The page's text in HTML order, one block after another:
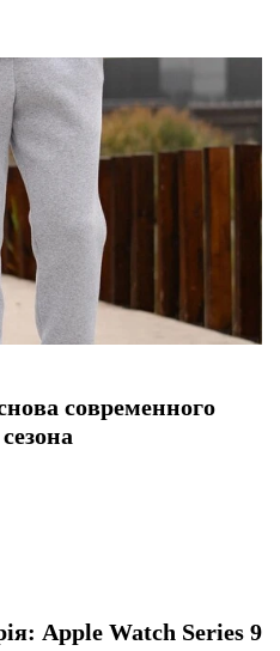
современного
Apple Watch Series 9